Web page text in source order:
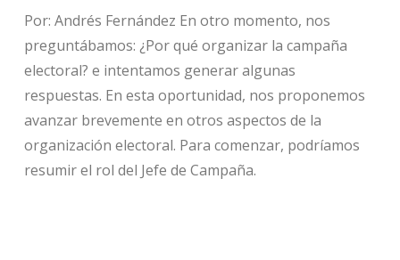
Por: Andrés Fernández En otro momento, nos
preguntábamos: ¿Por qué organizar la campaña
electoral? e intentamos generar algunas
respuestas. En esta oportunidad, nos proponemos
avanzar brevemente en otros aspectos de la
organización electoral. Para comenzar, podríamos
resumir el rol del Jefe de Campaña.